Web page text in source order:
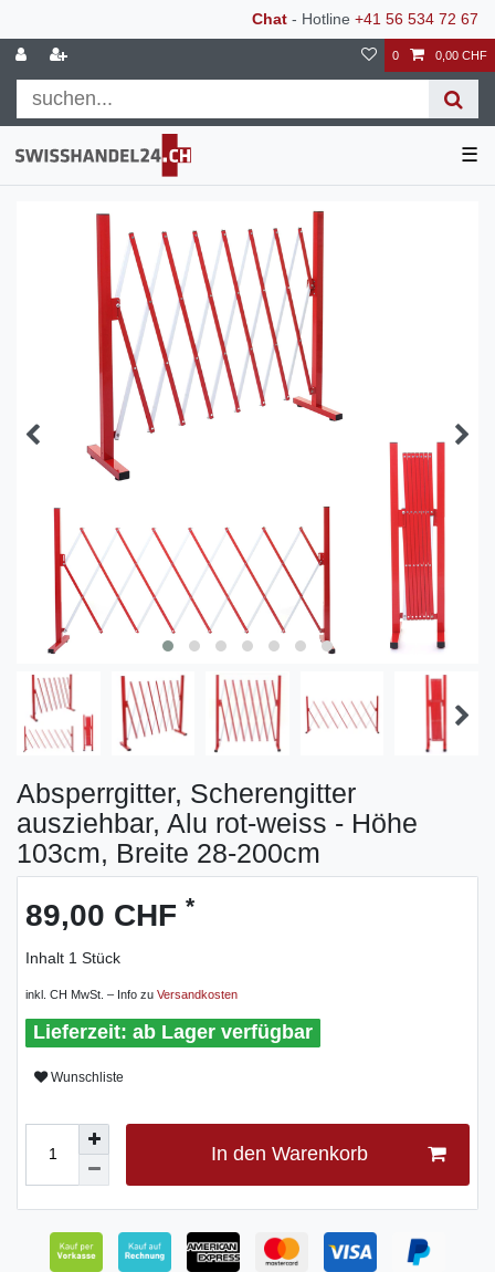
Chat - Hotline +41 56 534 72 67
0 0,00 CHF
☰
Absperrgitter, Scherengitter
ausziehbar, Alu rot-weiss - Höhe
103cm, Breite 28-200cm
89,00 CHF *
Inhalt 1 Stück
inkl. CH MwSt. – Info zu Versandkosten
ab Lager verfügbar
Wunschliste
In den Warenkorb